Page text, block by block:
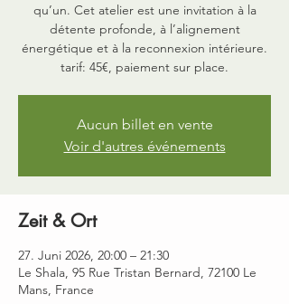
qu’un. Cet atelier est une invitation à la
détente profonde, à l’alignement
énergétique et à la reconnexion intérieure.
tarif: 45€, paiement sur place.
Aucun billet en vente
Voir d'autres événements
Zeit & Ort
27. Juni 2026, 20:00 – 21:30
Le Shala, 95 Rue Tristan Bernard, 72100 Le
Mans, France